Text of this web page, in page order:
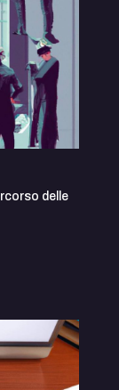
delle